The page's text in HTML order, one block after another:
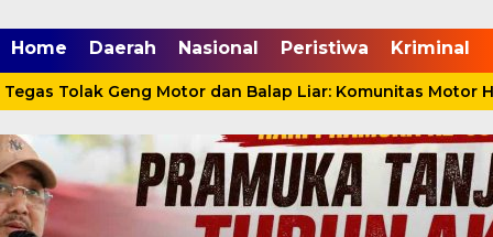
Home Daerah Nasional Peristiwa Kriminal
Tolak Geng Motor dan Balap Liar: Komunitas Motor